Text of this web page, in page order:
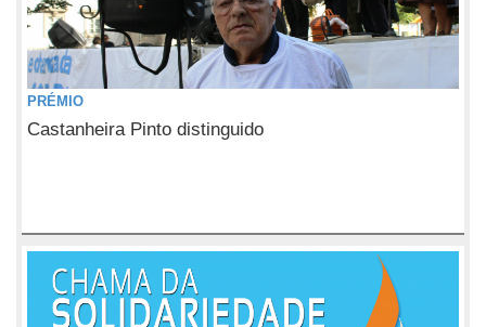
PRÉMIO
Castanheira Pinto distinguido